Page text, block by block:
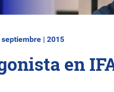
| 2015
en